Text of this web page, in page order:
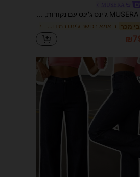
ב אמא בכושר ג'ינס במידות גדולות